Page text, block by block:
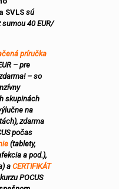
SVLSsú
40 EUR/
príručka
– pre
– so
skupinách
na
zdarma
počas
(tablety,
a pod.),
aCERTIFIKÁT
POCUS